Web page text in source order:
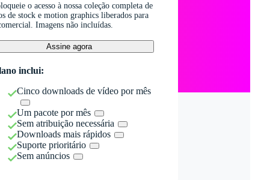
o acesso à nossa coleção completa de
de stock e motion graphics liberados para
Imagens não incluídas.
Assine agora
inclui:
Cinco downloads de vídeo por mês
Um pacote por mês
Sem atribuição necessária
Downloads mais rápidos
Suporte prioritário
Sem anúncios